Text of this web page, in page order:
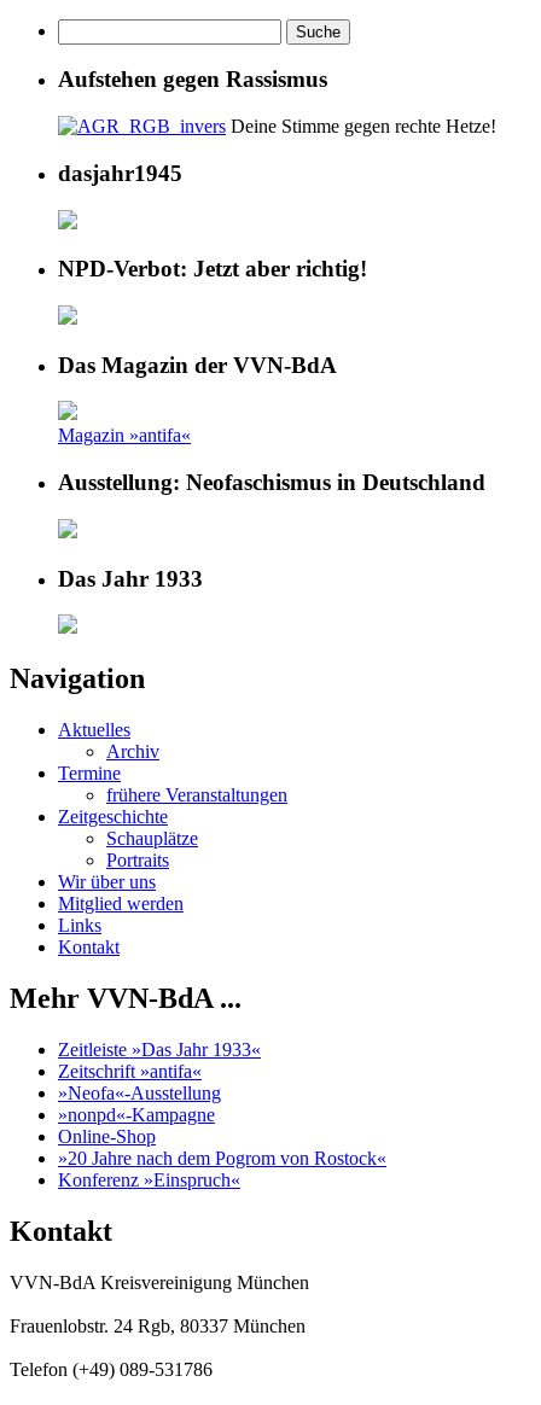
Aufstehen gegen Rassismus
Deine Stimme gegen rechte Hetze!
dasjahr1945
NPD-Verbot: Jetzt aber richtig!
Das Magazin der VVN-BdA
Magazin »antifa«
Ausstellung: Neofaschismus in Deutschland
Das Jahr 1933
Navigation
Aktuelles
Archiv
Termine
frühere Veranstaltungen
Zeitgeschichte
Schauplätze
Portraits
Wir über uns
Mitglied werden
Links
Kontakt
Mehr VVN-BdA ...
Zeitleiste »Das Jahr 1933«
Zeitschrift »antifa«
»Neofa«-Ausstellung
»nonpd«-Kampagne
Online-Shop
»20 Jahre nach dem Pogrom von Rostock«
Konferenz »Einspruch«
Kontakt
VVN-BdA Kreisvereinigung München
Frauenlobstr. 24 Rgb, 80337 München
Telefon (+49) 089-531786